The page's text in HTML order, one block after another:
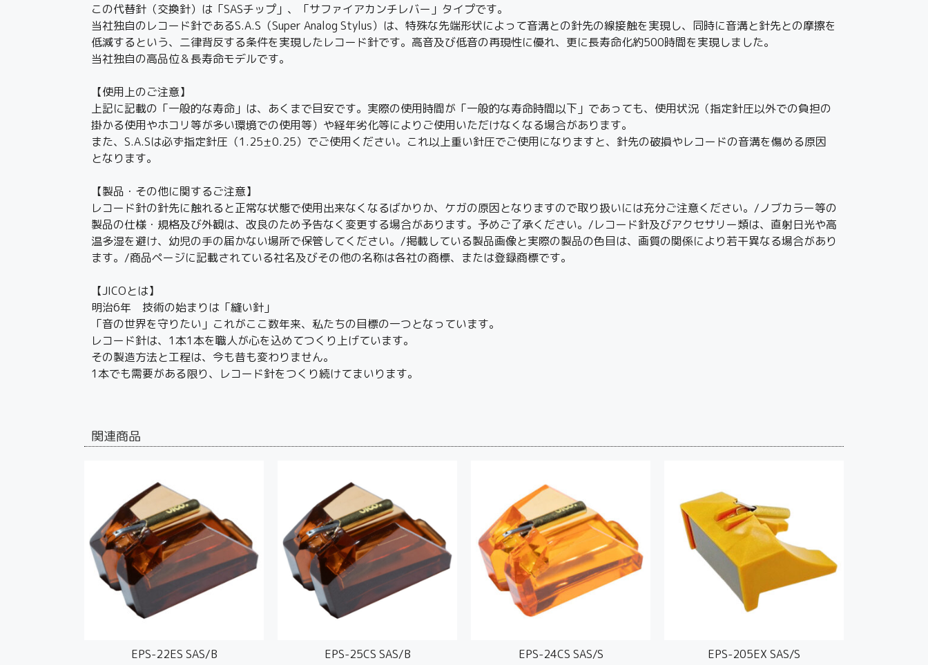
この代替針（交換針）は「SASチップ」、「サファイアカンチレバー」タイプです。
当社独自のレコード針であるS.A.S（Super Analog Stylus）は、特殊な先端形状によって音溝との針先の線接触を実現し、同時に音溝と針先との摩擦を
低減するという、二律背反する条件を実現したレコード針です。高音及び低音の再現性に優れ、更に長寿命化約500時間を実現しました。
当社独自の高品位＆長寿命モデルです。
【使用上のご注意】
上記に記載の「一般的な寿命」は、あくまで目安です。実際の使用時間が「一般的な寿命時間以下」であっても、使用状況（指定針圧以外での負担の
掛かる使用やホコリ等が多い環境での使用等）や経年劣化等によりご使用いただけなくなる場合があります。
また、S.A.Sは必ず指定針圧（1.25±0.25）でご使用ください。これ以上重い針圧でご使用になりますと、針先の破損やレコードの音溝を傷める原因
となります。
【製品・その他に関するご注意】
レコード針の針先に触れると正常な状態で使用出来なくなるばかりか、ケガの原因となりますので取り扱いには充分ご注意ください。/ノブカラー等の
製品の仕様・規格及び外観は、改良のため予告なく変更する場合があります。予めご了承ください。/レコード針及びアクセサリー類は、直射日光や高
温多湿を避け、幼児の手の届かない場所で保管してください。/掲載している製品画像と実際の製品の色目は、画質の関係により若干異なる場合があり
ます。/商品ページに記載されている社名及びその他の名称は各社の商標、または登録商標です。
【JICOとは】
明治6年 技術の始まりは「縫い針」
「音の世界を守りたい」これがここ数年来、私たちの目標の一つとなっています。
レコード針は、1本1本を職人が心を込めてつくり上げています。
その製造方法と工程は、今も昔も変わりません。
1本でも需要がある限り、レコード針をつくり続けてまいります。
関連商品
EPS-22ES SAS/B EPS-25CS SAS/B EPS-24CS SAS/S EPS-205EX SAS/S